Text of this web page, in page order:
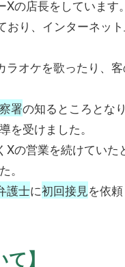
の店長をしています。
り、インターネッ
オケを歌ったり、
署の知るところとな
を受けました。
の営業を続けていた
。
護士に初回接見を依頼
】